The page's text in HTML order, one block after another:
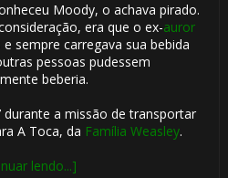
Moody, o achava pirado.
era que o ex-auror
sempre carregava sua bebida
pessoas pudessem
beberia.
a missão de transportar
A Toca, da Família Weasley.
lendo...]